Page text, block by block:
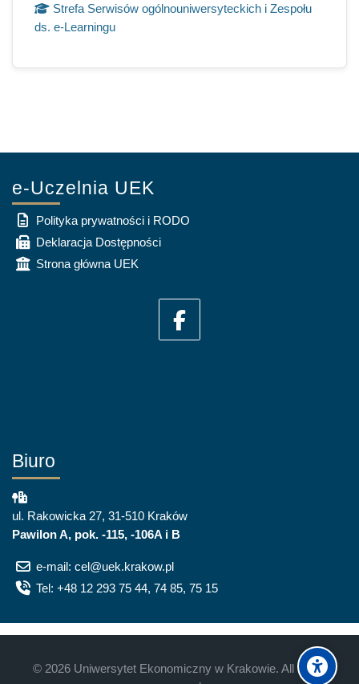
Strefa Serwisów ogólnouniwersyteckich i Zespołu
ds. e-Learningu
e-Uczelnia UEK
Polityka prywatności i RODO
Deklaracja Dostępności
Strona główna UEK
Biuro
ul. Rakowicka 27, 31-510 Kraków
Pawilon A, pok. -115, -106A i B
e-mail: cel@uek.krakow.pl
Tel: +48 12 293 75 44, 74 85, 75 15
© 2026 Uniwersytet Ekonomiczny w Krakowie. All rights